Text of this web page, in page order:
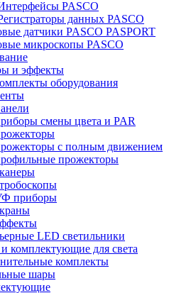
PASCO
данных PASCO
датчики PASCO PASPORT
микроскопы PASCO
и эффекты
оборудования
смены цвета и PAR
с полным движением
прожекторы
приборы
LED светильники
комплектующие для света
комплекты
шары